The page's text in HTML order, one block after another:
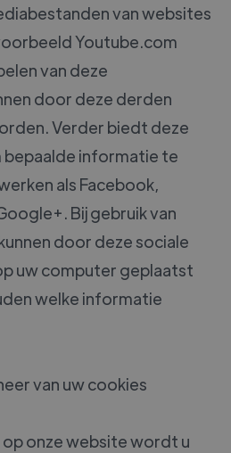
van websites
Youtube.com
van deze
door deze derden
Verder biedt deze
informatie te
als Facebook,
Bij gebruik van
door deze sociale
uw computer geplaatst
welke informatie
van uw cookies
onze website wordt u